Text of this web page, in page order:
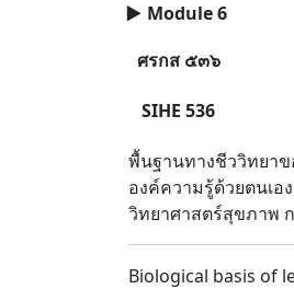
▶ Module 6
ศรกส ๕๓๖
SIHE 536
พื้นฐานทางชีววิทยาข
องค์ความรู้ด้วยตนเ
วิทยาศาสตร์สุขภาพ
Biological basis of